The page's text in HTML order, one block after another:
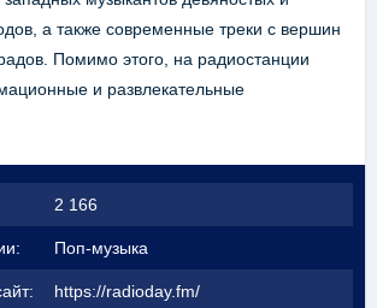
а также современные треки с вершин
Помимо этого, на радиостанции
и развлекательные
2 166
Поп-музыка
https://radioday.fm/